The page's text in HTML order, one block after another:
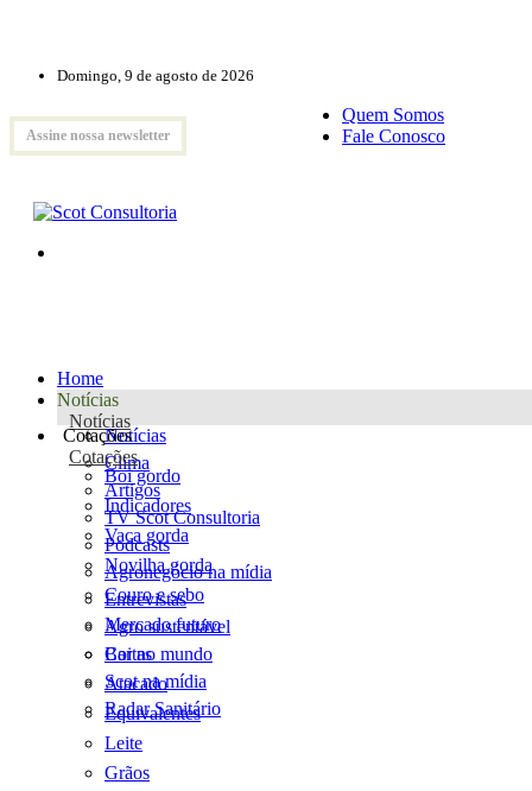
Domingo, 9 de agosto de 2026
Assine nossa newsletter
Quem Somos
Fale Conosco
Home
Notícias
Notícias
Notícias
Clima
Artigos
TV Scot Consultoria
Podcasts
Agronegócio na mídia
Entrevistas
Agro sustentável
Cartas
Scot na mídia
Radar Sanitário
Cotações
Cotações
Boi gordo
Indicadores
Vaca gorda
Novilha gorda
Couro e sebo
Mercado futuro
Boi no mundo
Atacado
Equivalentes
Leite
Grãos